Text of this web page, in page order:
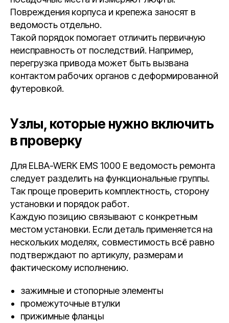
Повреждения корпуса и крепежа заносят в
ведомость отдельно.
Такой порядок помогает отличить первичную
неисправность от последствий. Например,
перегрузка привода может быть вызвана
контактом рабочих органов с деформированной
футеровкой.
Узлы, которые нужно включить
в проверку
Для ELBA-WERK EMS 1000 E ведомость ремонта
следует разделить на функциональные группы.
Так проще проверить комплектность, сторону
установки и порядок работ.
Каждую позицию связывают с конкретным
местом установки. Если деталь применяется на
нескольких моделях, совместимость всё равно
подтверждают по артикулу, размерам и
фактическому исполнению.
зажимные и стопорные элементы
промежуточные втулки
прижимные фланцы